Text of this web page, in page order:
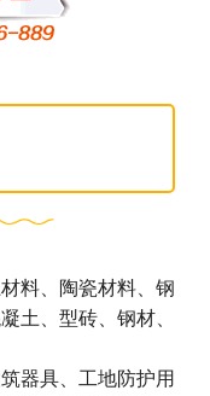
料、陶瓷材料、钢
土、型砖、钢材、
器具、工地防护用